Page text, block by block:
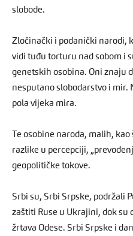
slobode.
Zločinački i podanički narodi,
vidi tuđu torturu nad sobom i
genetskih osobina. Oni znaju
nesputano slobodarstvo i mir.
pola vijeka mira.
Te osobine naroda, malih,
razlike u percepciji,
geopolitičke tokove.
Srbi su, Srbi Srpske, podržali
zaštiti Ruse u Ukrajini, dok su
žrtava Odese. Srbi Srpske i